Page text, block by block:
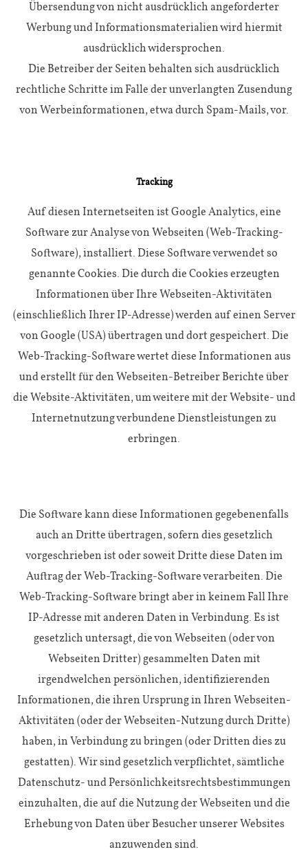
Übersendung von nicht ausdrücklich angeforderter
Werbung und Informationsmaterialien wird hiermit
ausdrücklich widersprochen.
Die Betreiber der Seiten behalten sich ausdrücklich
rechtliche Schritte im Falle der unverlangten Zusendung
von Werbeinformationen, etwa durch Spam-Mails, vor.
Tracking
Auf diesen Internetseiten ist Google Analytics, eine
Software zur Analyse von Webseiten (Web-Tracking-
Software), installiert. Diese Software verwendet so
genannte Cookies. Die durch die Cookies erzeugten
Informationen über Ihre Webseiten-Aktivitäten
(einschließlich Ihrer IP-Adresse) werden auf einen Server
von Google (USA) übertragen und dort gespeichert. Die
Web-Tracking-Software wertet diese Informationen aus
und erstellt für den Webseiten-Betreiber Berichte über
die Website-Aktivitäten, um weitere mit der Website- und
Internetnutzung verbundene Dienstleistungen zu
erbringen.
Die Software kann diese Informationen gegebenenfalls
auch an Dritte übertragen, sofern dies gesetzlich
vorgeschrieben ist oder soweit Dritte diese Daten im
Auftrag der Web-Tracking-Software verarbeiten. Die
Web-Tracking-Software bringt aber in keinem Fall Ihre
IP-Adresse mit anderen Daten in Verbindung. Es ist
gesetzlich untersagt, die von Webseiten (oder von
Webseiten Dritter) gesammelten Daten mit
irgendwelchen persönlichen, identifizierenden
Informationen, die ihren Ursprung in Ihren Webseiten-
Aktivitäten (oder der Webseiten-Nutzung durch Dritte)
haben, in Verbindung zu bringen (oder Dritten dies zu
gestatten). Wir sind gesetzlich verpflichtet, sämtliche
Datenschutz- und Persönlichkeitsrechtsbestimmungen
einzuhalten, die auf die Nutzung der Webseiten und die
Erhebung von Daten über Besucher unserer Websites
anzuwenden sind.